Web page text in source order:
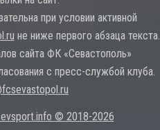
при условии активной
не ниже первого абзаца текста.
сайта ФК «Севастополь»
с пресс-службой клуба.
© 2018-2026